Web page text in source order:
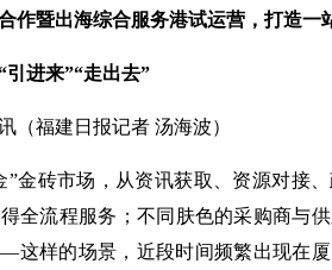
作暨出海综合服务港试运营，打造一
引进来”“走出去”
（福建日报记者 汤海波）
”金砖市场，从资讯获取、资源对接
全流程服务；不同肤色的采购商与
样的场景，近段时间频繁出现在